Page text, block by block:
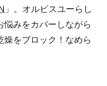
」。オルビスユーらし
みをカバーしながら
燥をブロック！なめら